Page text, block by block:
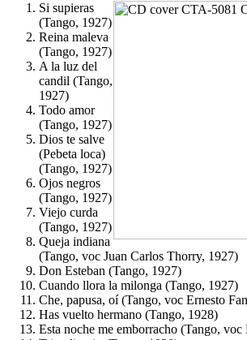
Si supieras
(Tango, 1927)
Reina maleva
(Tango, 1927)
A la luz del
candil (Tango,
1927)
Todo amor
(Tango, 1927)
Dios te salve
(Pebeta loca)
(Tango, 1927)
Ojos negros
(Tango, 1927)
Viejo curda
(Tango, 1927)
Queja indiana
(Tango, voc Juan Carlos Thorry, 1927)
Don Esteban (Tango, 1927)
Cuando llora la milonga (Tango, 1927)
Che, papusa, oí (Tango, voc Ernesto
Has vuelto hermano (Tango, 1928)
Esta noche me emborracho (Tango, voc